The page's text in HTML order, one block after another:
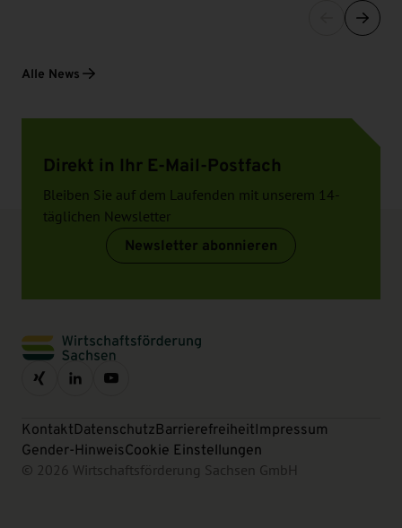
Alle News
Direkt in Ihr E-Mail-Postfach
Bleiben Sie auf dem Laufenden mit unserem 14-
täglichen Newsletter
Newsletter abonnieren
KontaktDatenschutzBarrierefreiheitImpressum
Gender-HinweisCookie Einstellungen
© 2026 Wirtschaftsförderung Sachsen GmbH